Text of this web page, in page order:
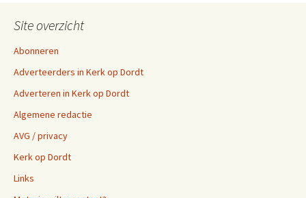
Site overzicht
Abonneren
Adverteerders in Kerk op Dordt
Adverteren in Kerk op Dordt
Algemene redactie
AVG / privacy
Kerk op Dordt
Links